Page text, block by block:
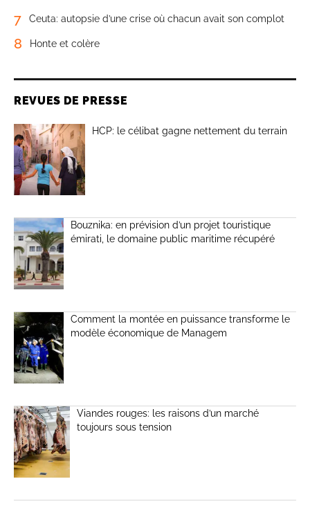
7 Ceuta: autopsie d’une crise où chacun avait son complot
8 Honte et colère
REVUES DE PRESSE
HCP: le célibat gagne nettement du terrain
Bouznika: en prévision d’un projet touristique
émirati, le domaine public maritime récupéré
Comment la montée en puissance transforme le
modèle économique de Managem
Viandes rouges: les raisons d’un marché
toujours sous tension